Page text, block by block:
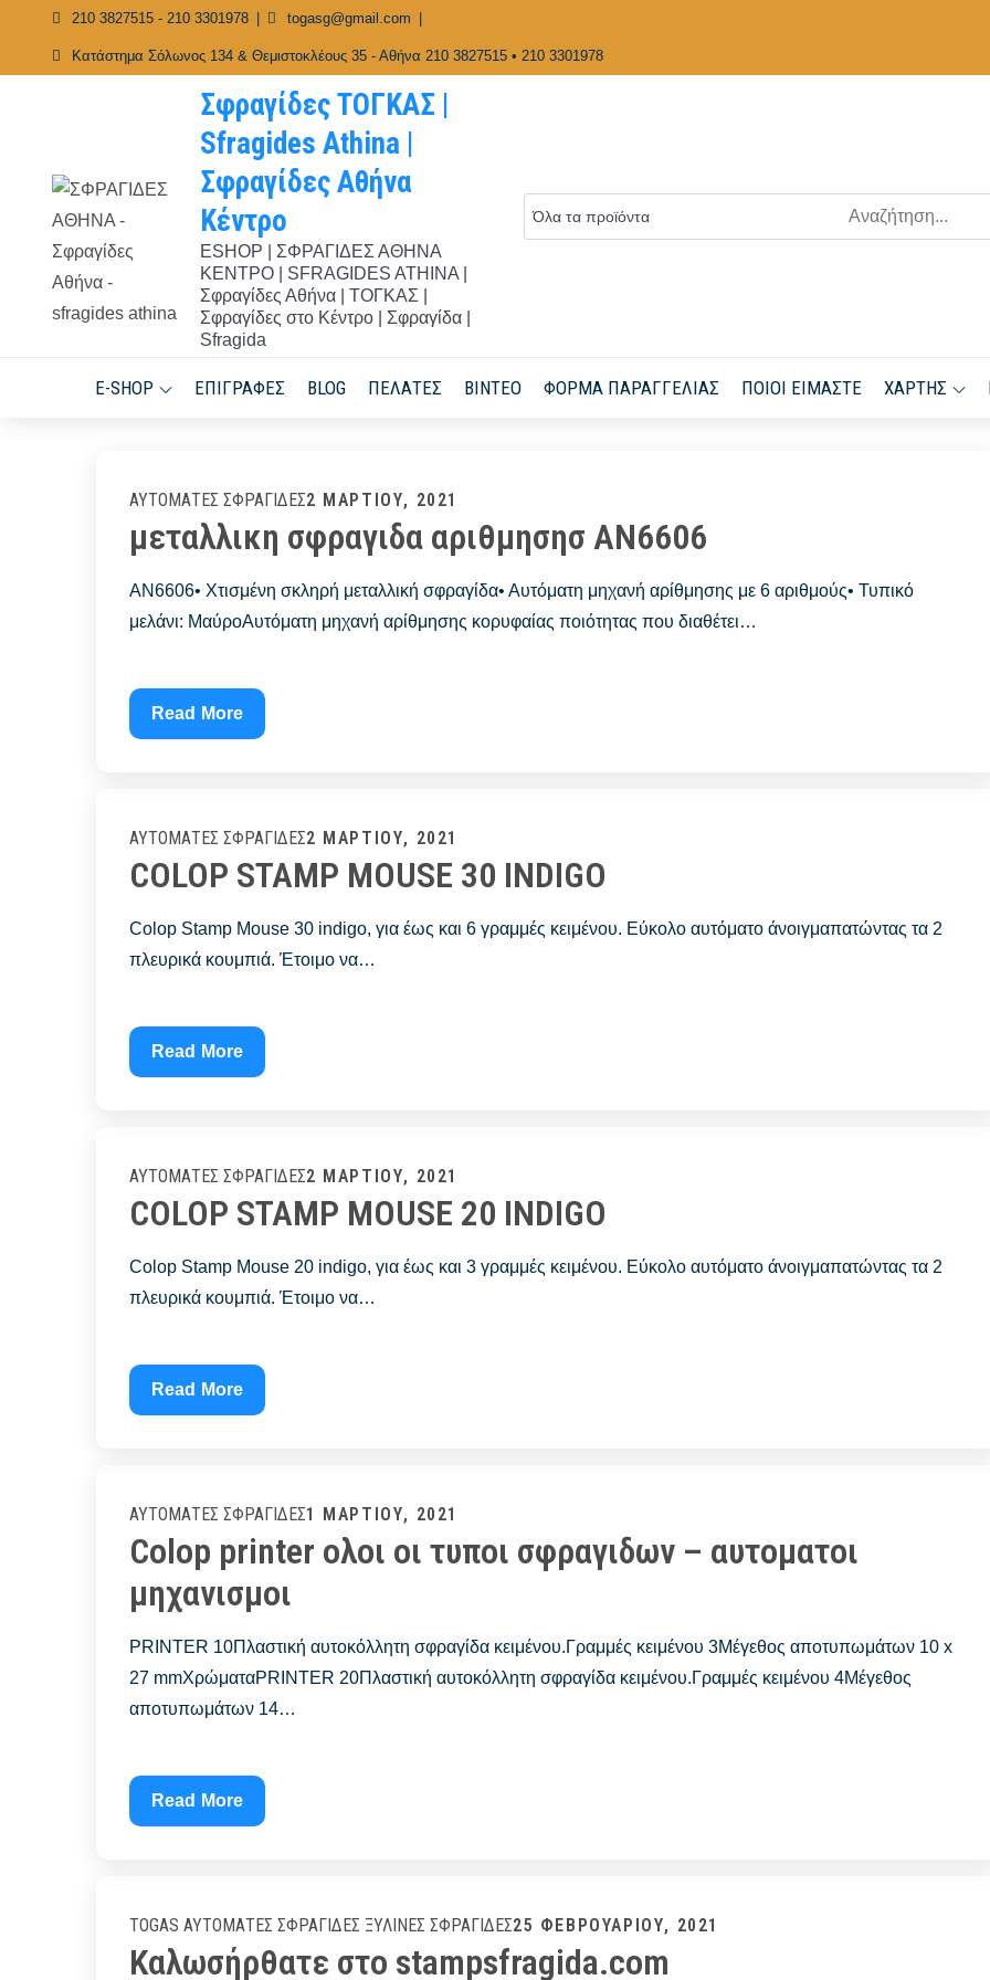
content
210 3827515 - 210 3301978 togasg@gmail.com
Κατάστημα Σόλωνος 134 & Θεμιστοκλέους 35 - Αθήνα 210 3827515 • 210 3301978
Σφραγίδες ΤΟΓΚΑΣ |
Sfragides Athina |
Σφραγίδες Αθήνα
Κέντρο
ESHOP | ΣΦΡΑΓΙΔΕΣ ΑΘΗΝΑ
ΚΕΝΤΡΟ | SFRAGIDES ATHINA |
Σφραγίδες Αθήνα | ΤΟΓΚΑΣ |
Σφραγίδες στο Κέντρο | Σφραγίδα |
Sfragida
E-SHOP ΕΠΙΓΡΑΦΈΣ BLOG ΠΕΛΆΤΕΣ ΒΊΝΤΕΟ ΦΌΡΜΑ ΠΑΡΑΓΓΕΛΊΑΣ ΠΟΙΟΙ ΕΊΜΑΣΤΕ ΧΆΡΤΗΣ
ΑΥΤΌΜΑΤΕΣ ΣΦΡΑΓΊΔΕΣPosted
on
2 ΜΑΡΤΊΟΥ, 2021
μεταλλικη σφραγιδα αριθμησησ AN6606
AN6606• Χτισμένη σκληρή μεταλλική σφραγίδα• Αυτόματη μηχανή αρίθμησης με 6 αριθμούς• Τυπικό
μελάνι: ΜαύροΑυτόματη μηχανή αρίθμησης κορυφαίας ποιότητας που διαθέτει…
μεταλλικη
σφραγιδα
Read More
ΑΥΤΌΜΑΤΕΣ ΣΦΡΑΓΊΔΕΣPosted
on
2 ΜΑΡΤΊΟΥ, 2021
COLOP STAMP MOUSE 30 INDIGO
Colop Stamp Mouse 30 indigo, για έως και 6 γραμμές κειμένου. Εύκολο αυτόματο άνοιγμαπατώντας τα 2
πλευρικά κουμπιά. Έτοιμο να…
COLOP
STAMP
INDIGO
Read More
ΑΥΤΌΜΑΤΕΣ ΣΦΡΑΓΊΔΕΣPosted
on
2 ΜΑΡΤΊΟΥ, 2021
COLOP STAMP MOUSE 20 INDIGO
Colop Stamp Mouse 20 indigo, για έως και 3 γραμμές κειμένου. Εύκολο αυτόματο άνοιγμαπατώντας τα 2
πλευρικά κουμπιά. Έτοιμο να…
COLOP
STAMP
INDIGO
Read More
ΑΥΤΌΜΑΤΕΣ ΣΦΡΑΓΊΔΕΣPosted
on
1 ΜΑΡΤΊΟΥ, 2021
Colop printer ολοι οι τυποι σφραγιδων – αυτοματοι
μηχανισμοι
PRINTER 10Πλαστική αυτοκόλλητη σφραγίδα κειμένου.Γραμμές κειμένου 3Μέγεθος αποτυπωμάτων 10 x
27 mmΧρώματαPRINTER 20Πλαστική αυτοκόλλητη σφραγίδα κειμένου.Γραμμές κειμένου 4Μέγεθος
αποτυπωμάτων 14…
Colop
printer
τυποι
σφραγιδων
–
Read More
TOGAS ΑΥΤΌΜΑΤΕΣ ΣΦΡΑΓΊΔΕΣ ΞΎΛΙΝΕΣ ΣΦΡΑΓΊΔΕΣPosted
on
25 ΦΕΒΡΟΥΑΡΊΟΥ, 2021
Καλωσήρθατε στο stampsfragida.com